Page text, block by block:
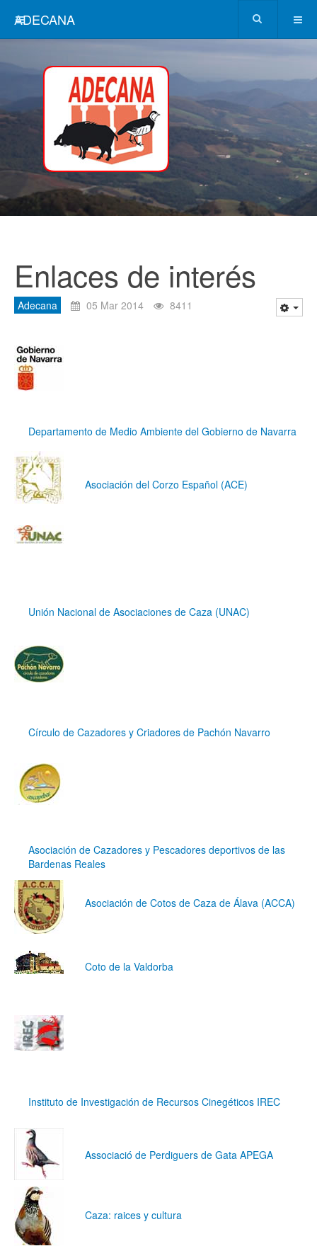
ADECANA
Enlaces de interés
Adecana 05 Mar 2014 8411
Departamento de Medio Ambiente del Gobierno de Navarra
Asociación del Corzo Español (ACE)
Unión Nacional de Asociaciones de Caza (UNAC)
Círculo de Cazadores y Criadores de Pachón Navarro
Asociación de Cazadores y Pescadores deportivos de las
Bardenas Reales
Asociación de Cotos de Caza de Álava (ACCA)
Coto de la Valdorba
Instituto de Investigación de Recursos Cinegéticos IREC
Associació de Perdiguers de Gata APEGA
Caza: raices y cultura